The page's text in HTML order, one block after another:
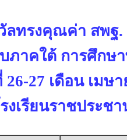
ลทรงคุณค่า สพฐ.
ภาคใต้ การศึกษ
26-27 เดือน เมษ
งเรียนราชประช